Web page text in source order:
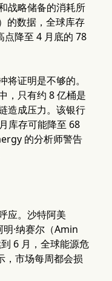
战略储备的消耗所
的数据，全球库存
点降至 4 月底的 78
证明是不够的。
，只有约 8 亿桶是
造成压力。该银行
库存可能降至 68
的分析师警告
应。沙特阿美
·纳赛尔（Amin
6 月，全球能源危
，市场每周都会损